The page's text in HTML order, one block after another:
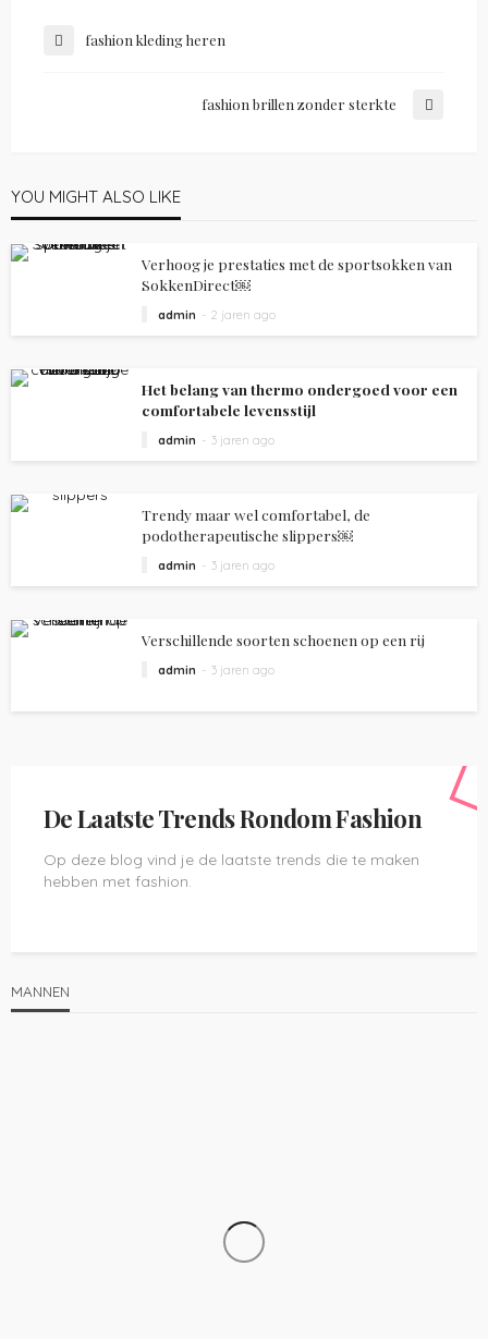
fashion kleding heren
fashion brillen zonder sterkte
YOU MIGHT ALSO LIKE
Verhoog je prestaties met de sportsokken van
SokkenDirect￼
admin 2 jaren ago
Het belang van thermo ondergoed voor een
comfortabele levensstijl
admin 3 jaren ago
Trendy maar wel comfortabel, de
podotherapeutische slippers￼
admin 3 jaren ago
Verschillende soorten schoenen op een rij
admin 3 jaren ago
De Laatste Trends Rondom Fashion
Op deze blog vind je de laatste trends die te maken
hebben met fashion.
MANNEN